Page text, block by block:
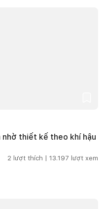
nhờ thiết kế theo khí hậu
2 lượt thích | 13.197 lượt xem